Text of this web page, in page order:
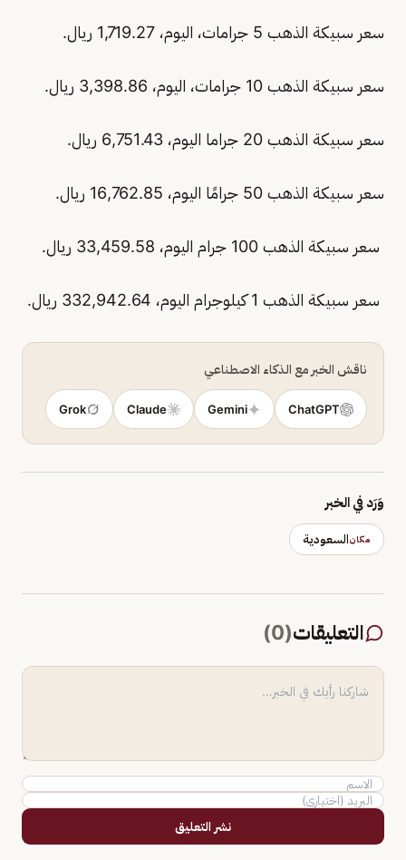
سعر سبيكة الذهب 5 جرامات، اليوم، 1,719.27 ريال.
سعر سبيكة الذهب 10 جرامات، اليوم، 3,398.86 ريال.
سعر سبيكة الذهب 20 جراما اليوم، 6,751.43 ريال.
سعر سبيكة الذهب 50 جرامًا اليوم، 16,762.85 ريال.
سعر سبيكة الذهب 100 جرام اليوم، 33,459.58 ريال.
سعر سبيكة الذهب 1 كيلوجرام اليوم، 332,942.64 ريال.
ناقش الخبر مع الذكاء الاصطناعي
ChatGPT
Gemini
Claude
Grok
وَرَد في الخبر
مكانالسعودية
التعليقات(
0
)
نشر التعليق